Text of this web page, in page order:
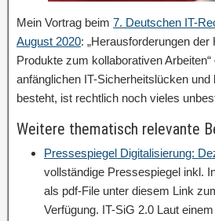
Mein Vortrag beim 7. Deutschen IT-
August 2020: „Herausforderungen der
Produkte zum kollaborativen
anfänglichen IT-Sicherheitslücken und
besteht, ist rechtlich noch vieles
Weitere thematisch relevante
Pressespiegel Digitalisierung:
vollständige Pressespiegel inkl.
als pdf-File unter diesem Link
Verfügung. IT-SiG 2.0 Laut